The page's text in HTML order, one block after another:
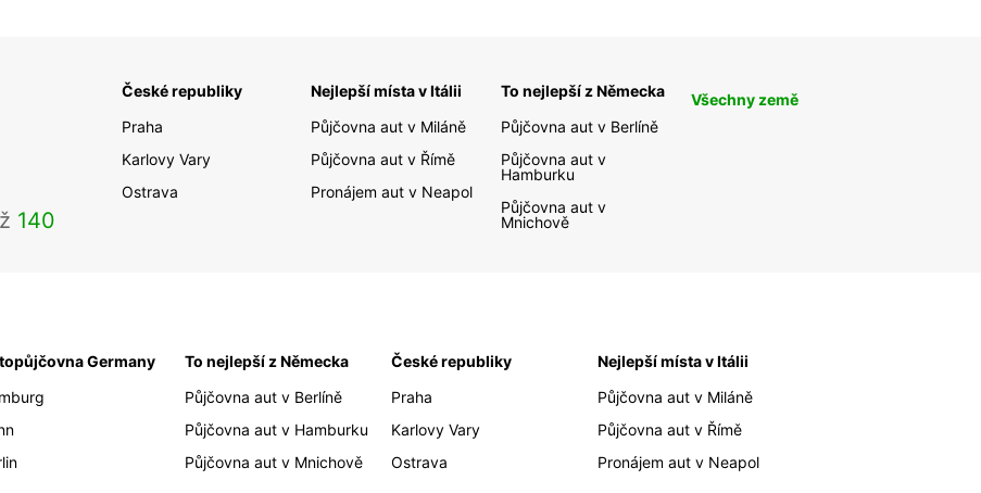
140
České republiky
Praha
Karlovy Vary
Ostrava
Nejlepší místa v Itálii
Půjčovna aut v Miláně
Půjčovna aut v Římě
Pronájem aut v Neapol
To nejlepší z Německa
Půjčovna aut v Berlíně
Půjčovna aut v
Hamburku
Půjčovna aut v
Mnichově
Všechny země
Germany
To nejlepší z Německa
Půjčovna aut v Berlíně
Půjčovna aut v Hamburku
Půjčovna aut v Mnichově
České republiky
Praha
Karlovy Vary
Ostrava
Nejlepší místa v Itálii
Půjčovna aut v Miláně
Půjčovna aut v Římě
Pronájem aut v Neapol